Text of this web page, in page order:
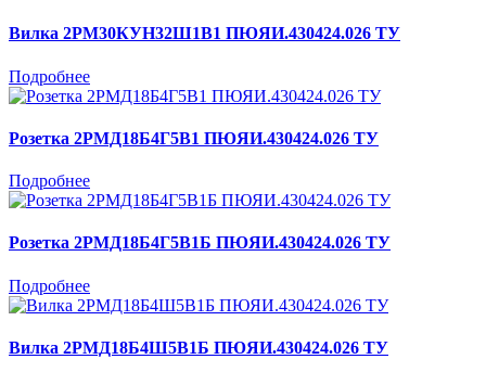
Вилка 2РМ30КУН32Ш1В1 ПЮЯИ.430424.026 ТУ
Подробнее
Розетка 2РМД18Б4Г5В1 ПЮЯИ.430424.026 ТУ
Подробнее
Розетка 2РМД18Б4Г5В1Б ПЮЯИ.430424.026 ТУ
Подробнее
Вилка 2РМД18Б4Ш5В1Б ПЮЯИ.430424.026 ТУ